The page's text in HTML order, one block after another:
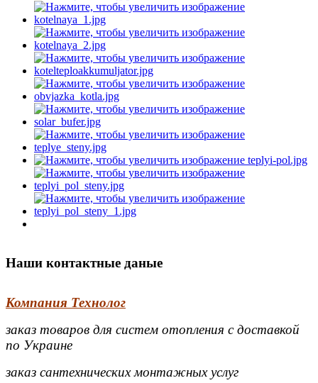
Наши контактные даные
Компания Технолог
заказ товаров для систем отопления с доставкой
по Украине
заказ сантехнических монтажных услуг